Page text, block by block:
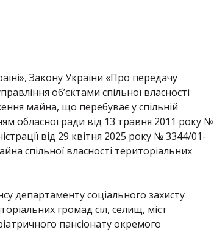
Закону України «Про передачу
об’єктами спільної власності
майна, що перебуває у спільній
обласної ради від 13 травня 2011 року №
від 29 квітня 2025 року № 3344/01-
спільної власності територіальних
департаменту соціального захисту
громад сіл, селищ, міст
пансіонату окремого